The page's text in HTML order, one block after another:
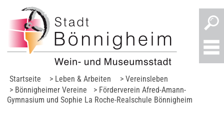
Startseite > Leben & Arbeiten
> Vereinsleben
> Bönnigheimer Vereine
> Förderverein Afred-Amann-
Gymnasium und Sophie La Roche-Realschule Bönnigheim